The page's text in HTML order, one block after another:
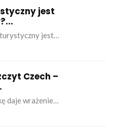
jest
jest…
Czech –
daje wrażenie…